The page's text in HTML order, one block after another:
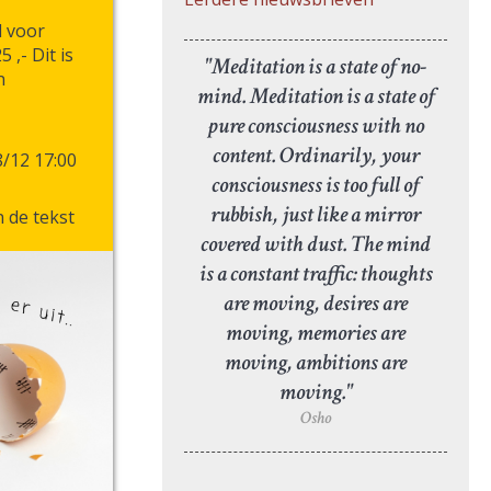
voor
,- Dit is
12 17:00
de tekst
"Meditation is a state of no-
mind. Meditation is a state of
pure consciousness with no
content. Ordinarily, your
consciousness is too full of
rubbish, just like a mirror
covered with dust. The mind
is a constant traffic: thoughts
are moving, desires are
moving, memories are
moving, ambitions are
moving."
Osho